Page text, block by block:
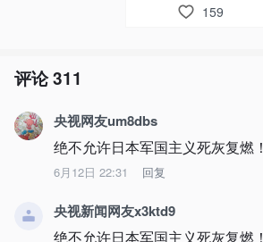
159
评论311
央视网友um8dbs
绝不允许日本军国主义死灰复燃！
6月12日 22:31 回复
央视新闻网友x3ktd9
绝不允许日本军国主义死灰复燃！